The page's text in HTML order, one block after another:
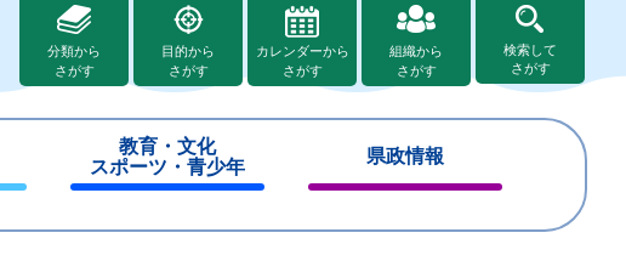
分類から
さがす
目的から
さがす
カレンダーから
さがす
組織から
さがす
検索して
さがす
教育・文化
スポーツ・青少年
じ
県政情報
じ